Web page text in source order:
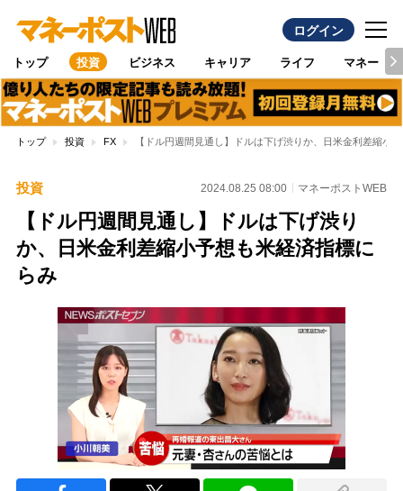
ログイン
トップ 投資 ビジネス キャリア ライフ マネー
トップ 投資 FX 【ドル円週間見通し】ドルは下げ渋りか、日米金利差縮小
投資 2024.08.25 08:00 マネーポストWEB
【ドル円週間見通し】ドルは下げ渋り
か、日米金利差縮小予想も米経済指標に
らみ